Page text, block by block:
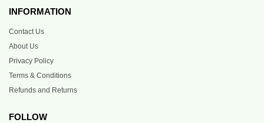
INFORMATION
Contact Us
About Us
Privacy Policy
Terms & Conditions
Refunds and Returns
FOLLOW